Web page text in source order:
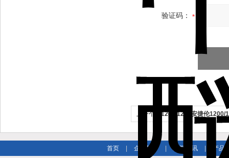
验证码：
上一个： 1200/1260安捷伦1200/
首页 企业简介 新闻资讯 产品